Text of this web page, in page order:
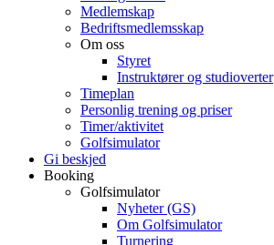
Medlemskap
Bedriftsmedlemsskap
Om oss
Styret
Instruktører og studioverter
Timeplan
Personlig trening og priser
Timer/aktivitet
Golfsimulator
Gi beskjed
Booking
Golfsimulator
Nyheter (GS)
Om Golfsimulator
Turnering